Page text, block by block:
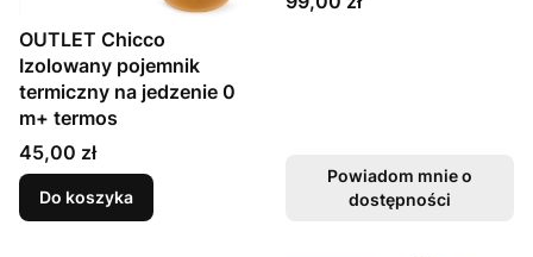
OUTLET Chicco
Izolowany pojemnik
termiczny na jedzenie 0
m+ termos
Cena
45,00 zł
Do koszyka
Powiadom mnie o
dostępności